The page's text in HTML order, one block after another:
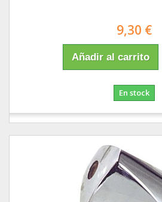
9,30 €
Añadir al carrito
En stock